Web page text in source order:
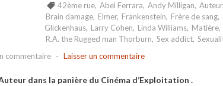
42ème rue, Abel Ferrara, Andy Milligan, Auteur,
Brain damage, Elmer, Frankenstein, Frère de sang,
Glickenhaus, Larry Cohen, Linda Williams, Matière,
R.A. the Rugged man Thorburn, Sex addict,
commentaire - Laisser un commentaire
dans la panière du Cinéma d’Exploitation .